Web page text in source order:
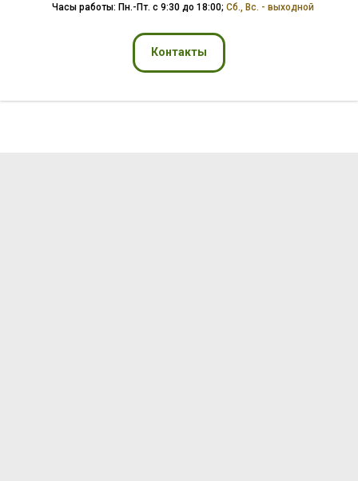
Часы работы: Пн.-Пт. с 9:30 до 18:00; Сб., Вс. - выходной
Контакты